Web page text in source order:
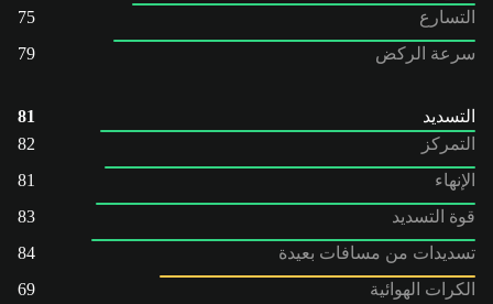
التسارع
75
سرعة الركض
79
التسديد
81
التمركز
82
الإنهاء
81
قوة التسديد
83
تسديدات من مسافات بعيدة
84
الكرات الهوائية
69